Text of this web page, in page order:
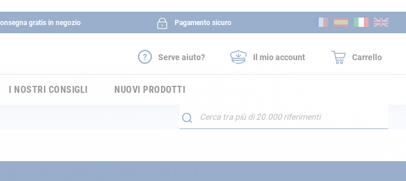
gratis in negozio Pagamento sicuro
al
Serve aiuto? Il mio account Carrello
I NOSTRI CONSIGLI NUOVI PRODOTTI
Search